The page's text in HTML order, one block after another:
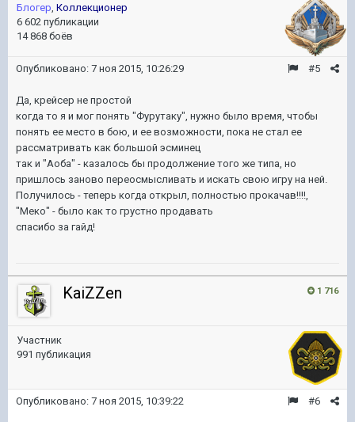
Блогер Коллекционер
6 602 публикации
14 868 боёв
#5
Опубликовано: 7 ноя 2015, 10:26:29
Да, крейсер не простой
когда то я и мог понять "Фурутаку", нужно было время, чтобы
понять ее место в бою, и ее возможности, пока не стал ее
рассматривать как большой эсминец
так и "Аоба" - казалось бы продолжение того же типа, но
пришлось заново переосмысливать и искать свою игру на ней.
Получилось - теперь когда открыл, полностью прокачав!!!!,
"Меко" - было как то грустно продавать
спасибо за гайд!
1 716
KaiZZen
Участник
991 публикация
#6
Опубликовано: 7 ноя 2015, 10:39:22